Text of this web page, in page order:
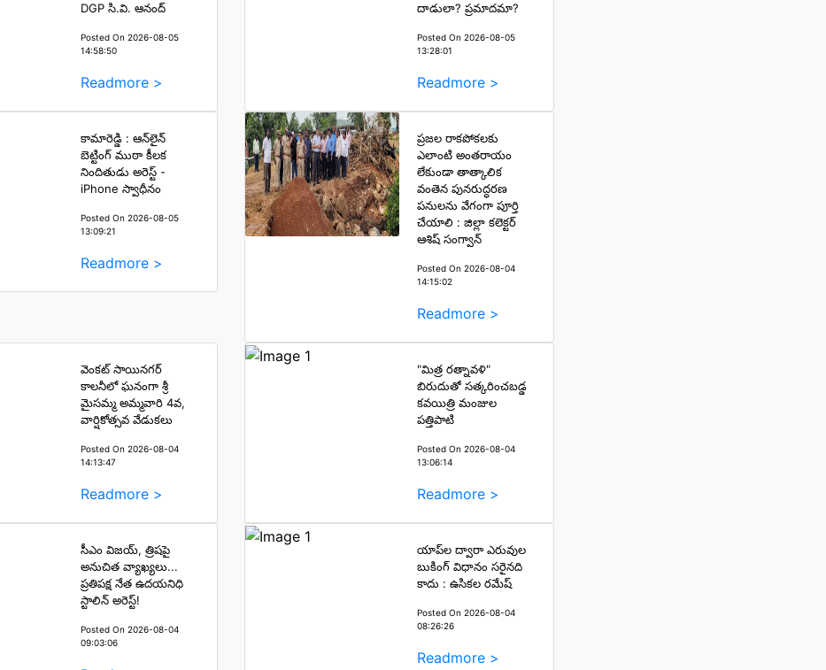
DGP సి.వి. ఆనంద్
Posted On 2026-08-05
14:58:50
Readmore >
దాడులా? ప్రమాదమా?
Posted On 2026-08-05
13:28:01
Readmore >
కామారెడ్డి : ఆన్‌లైన్
బెట్టింగ్ ముఠా కీలక
నిందితుడు అరెస్ట్ -
iPhone స్వాధీనం
Posted On 2026-08-05
13:09:21
Readmore >
ప్రజల రాకపోకలకు
ఎలాంటి అంతరాయం
లేకుండా తాత్కాలిక
వంతెన పునరుద్ధరణ
పనులను వేగంగా పూర్తి
చేయాలి : జిల్లా కలెక్టర్
ఆశిష్ సంగ్వాన్
Posted On 2026-08-04
14:15:02
Readmore >
వెంకట్ సాయినగర్
కాలనీలో ఘనంగా శ్రీ
మైసమ్మ అమ్మవారి 4వ,
వార్షికోత్సవ వేడుకలు
Posted On 2026-08-04
14:13:47
Readmore >
"మిత్ర రత్నావళి"
బిరుదుతో సత్కరించబడ్డ
కవయిత్రి మంజుల
పత్తిపాటి
Posted On 2026-08-04
13:06:14
Readmore >
సీఎం విజయ్, త్రిషపై
అనుచిత వ్యాఖ్యలు...
ప్రతిపక్ష నేత ఉదయనిధి
స్టాలిన్ అరెస్ట్!
Posted On 2026-08-04
09:03:06
యాప్‌ల ద్వారా ఎరువుల
బుకింగ్ విధానం సరైనది
కాదు : ఉసికల రమేష్
Posted On 2026-08-04
08:26:26
Readmore >